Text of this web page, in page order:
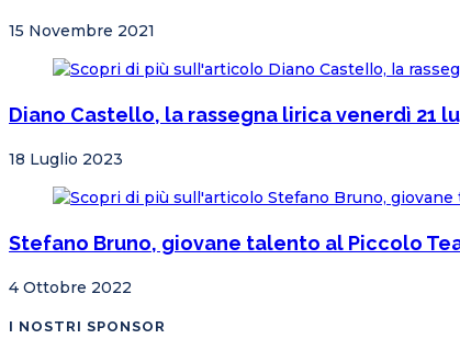
15 Novembre 2021
Diano Castello, la rassegna lirica venerdì 21
18 Luglio 2023
Stefano Bruno, giovane talento al Piccolo
4 Ottobre 2022
I NOSTRI SPONSOR